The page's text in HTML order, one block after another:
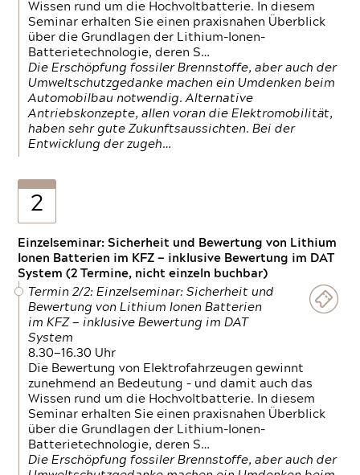
Wissen rund um die Hochvoltbatterie. In diesem
Seminar erhalten Sie einen praxisnahen Überblick
über die Grundlagen der Lithium-Ionen-
Batterietechnologie, deren S…
Die Erschöpfung fossiler Brennstoffe, aber auch der
Umweltschutzgedanke machen ein Umdenken beim
Automobilbau notwendig. Alternative
Antriebskonzepte, allen voran die Elektromobilität,
haben sehr gute Zukunftsaussichten. Bei der
Entwicklung der zugeh…
2
Einzelseminar: Sicherheit und Bewertung von Lithium
Ionen Batterien im KFZ — inklusive Bewertung im DAT
System (2 Termine, nicht einzeln buchbar)
Termin 2/2: Einzelseminar: Sicherheit und
Bewertung von Lithium Ionen Batterien
im KFZ — inklusive Bewertung im DAT
System
8.30—16.30 Uhr
Die Bewertung von Elektrofahrzeugen gewinnt
zunehmend an Bedeutung – und damit auch das
Wissen rund um die Hochvoltbatterie. In diesem
Seminar erhalten Sie einen praxisnahen Überblick
über die Grundlagen der Lithium-Ionen-
Batterietechnologie, deren S…
Die Erschöpfung fossiler Brennstoffe, aber auch der